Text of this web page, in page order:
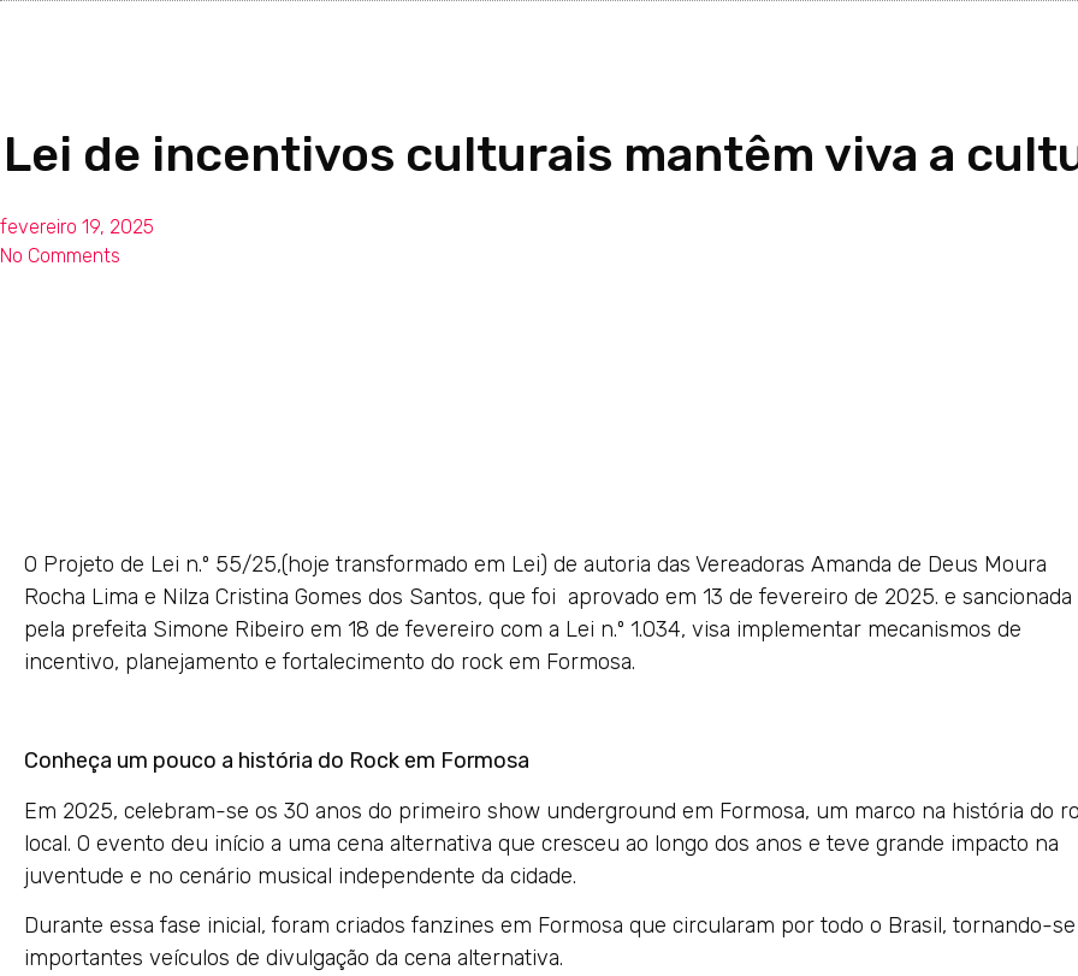
Lei de incentivos culturais mantêm viva a
fevereiro 19, 2025
No Comments
O Projeto de Lei n.º 55/25,(hoje transformado em Lei) de autoria das Vereadoras Amanda de Deus Moura
Rocha Lima e Nilza Cristina Gomes dos Santos, que foi aprovado em 13 de fevereiro de 2025. e sancionada
pela prefeita Simone Ribeiro em 18 de fevereiro com a Lei n.º 1.034, visa implementar mecanismos de
incentivo, planejamento e fortalecimento do rock em Formosa.
Conheça um pouco a história do Rock em Formosa
Em 2025, celebram-se os 30 anos do primeiro show underground em Formosa, um marco na história do
local. O evento deu início a uma cena alternativa que cresceu ao longo dos anos e teve grande impacto na
juventude e no cenário musical independente da cidade.
Durante essa fase inicial, foram criados fanzines em Formosa que circularam por todo o Brasil, tornando-se
importantes veículos de divulgação da cena alternativa.